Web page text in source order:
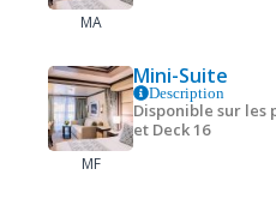
MA
MF
Mini-Suite
Description
Disponible sur les
et Deck 16